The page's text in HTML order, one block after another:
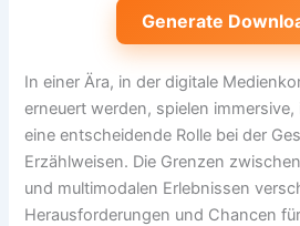
Generate
In einer Ära, in der digitale
erneuert werden, spielen
eine entscheidende Rolle bei der
Erzählweisen. Die Grenzen
und multimodalen Erlebnissen
Herausforderungen und Chancen